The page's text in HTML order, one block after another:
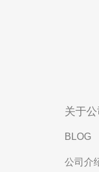
关于公
BLOG
公司介